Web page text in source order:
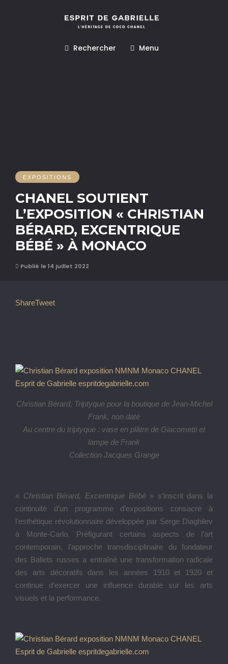
Rechercher Menu
EXPOSITIONS
CHANEL SOUTIENT
L’EXPOSITION « CHRISTIAN
BÉRARD, EXCENTRIQUE
BÉBÉ » À MONACO
Publié le 14 juillet 2022
ShareTweet
Christian Bérard, Triptyque pour la boutique de Jean-Michel
Frank, non daté
Au centre du triptyque : vase en plâtre de Giacometti et
lampe de Frank
Collection Jacques Grange
« Christian Bérard, Excentrique Bébé » s’inscrit dans la
continuité d’un programme d’expositions consacré à
l’esthétique révolutionnaire développée par Serge Diaghilev
à Monte-Carlo. Préfigurant certains aspects de l’art
contemporain, l’approche transdisciplinaire du fondateur
des Ballets russes a entraîné une transformation radicale
des arts décoratifs dans les années 1910 et 1920 et
continue d’exercer une influence durable sur les arts
visuels et la performance.